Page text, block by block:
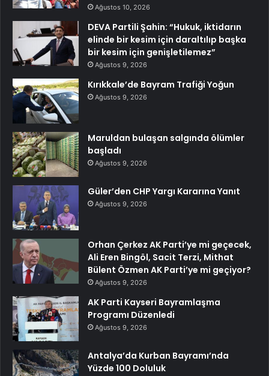
Ağustos 10, 2026
DEVA Partili Şahin: “Hukuk, iktidarın
elinde bir kesim için daraltılıp başka
bir kesim için genişletilemez”
Ağustos 9, 2026
Kırıkkale’de Bayram Trafiği Yoğun
Ağustos 9, 2026
Maruldan bulaşan salgında ölümler
başladı
Ağustos 9, 2026
Güler’den CHP Yargı Kararına Yanıt
Ağustos 9, 2026
Orhan Çerkez AK Parti’ye mi geçecek,
Ali Eren Bingöl, Sacit Terzi, Mithat
Bülent Özmen AK Parti’ye mi geçiyor?
Ağustos 9, 2026
AK Parti Kayseri Bayramlaşma
Programı Düzenledi
Ağustos 9, 2026
Antalya’da Kurban Bayramı’nda
Yüzde 100 Doluluk